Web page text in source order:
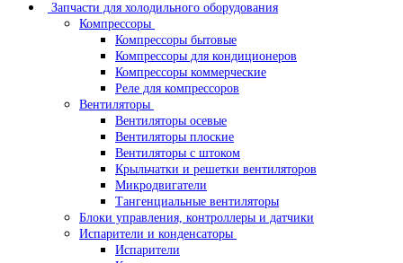
Запчасти для холодильного оборудования
Компрессоры
Компрессоры бытовые
Компрессоры для кондиционеров
Компрессоры коммерческие
Реле для компрессоров
Вентиляторы
Вентиляторы осевые
Вентиляторы плоские
Вентиляторы с штоком
Крыльчатки и решетки вентиляторов
Микродвигатели
Тангенциальные вентиляторы
Блоки управления, контроллеры и датчики
Испарители и конденсаторы
Испарители